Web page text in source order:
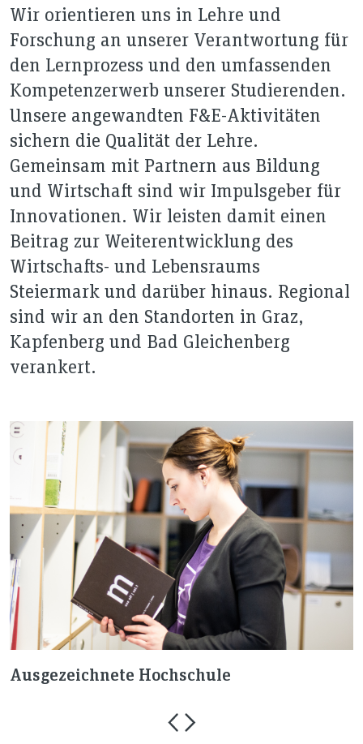
Wir orientieren uns in Lehre und
Forschung an unserer Verantwortung für
den Lernprozess und den umfassenden
Kompetenzerwerb unserer Studierenden.
Unsere angewandten F&E-Aktivitäten
sichern die Qualität der Lehre.
Gemeinsam mit Partnern aus Bildung
und Wirtschaft sind wir Impulsgeber für
Innovationen. Wir leisten damit einen
Beitrag zur Weiterentwicklung des
Wirtschafts- und Lebensraums
Steiermark und darüber hinaus. Regional
sind wir an den Standorten in Graz,
Kapfenberg und Bad Gleichenberg
verankert.
Ausgezeichnete Hochschule